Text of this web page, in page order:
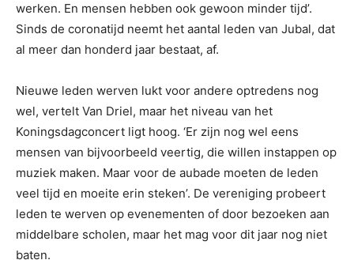
werken. En mensen hebben ook gewoon minder tijd’.
Sinds de coronatijd neemt het aantal leden van Jubal, dat
al meer dan honderd jaar bestaat, af.
Nieuwe leden werven lukt voor andere optredens nog
wel, vertelt Van Driel, maar het niveau van het
Koningsdagconcert ligt hoog. ‘Er zijn nog wel eens
mensen van bijvoorbeeld veertig, die willen instappen op
muziek maken. Maar voor de aubade moeten de leden
veel tijd en moeite erin steken’. De vereniging probeert
leden te werven op evenementen of door bezoeken aan
middelbare scholen, maar het mag voor dit jaar nog niet
baten.